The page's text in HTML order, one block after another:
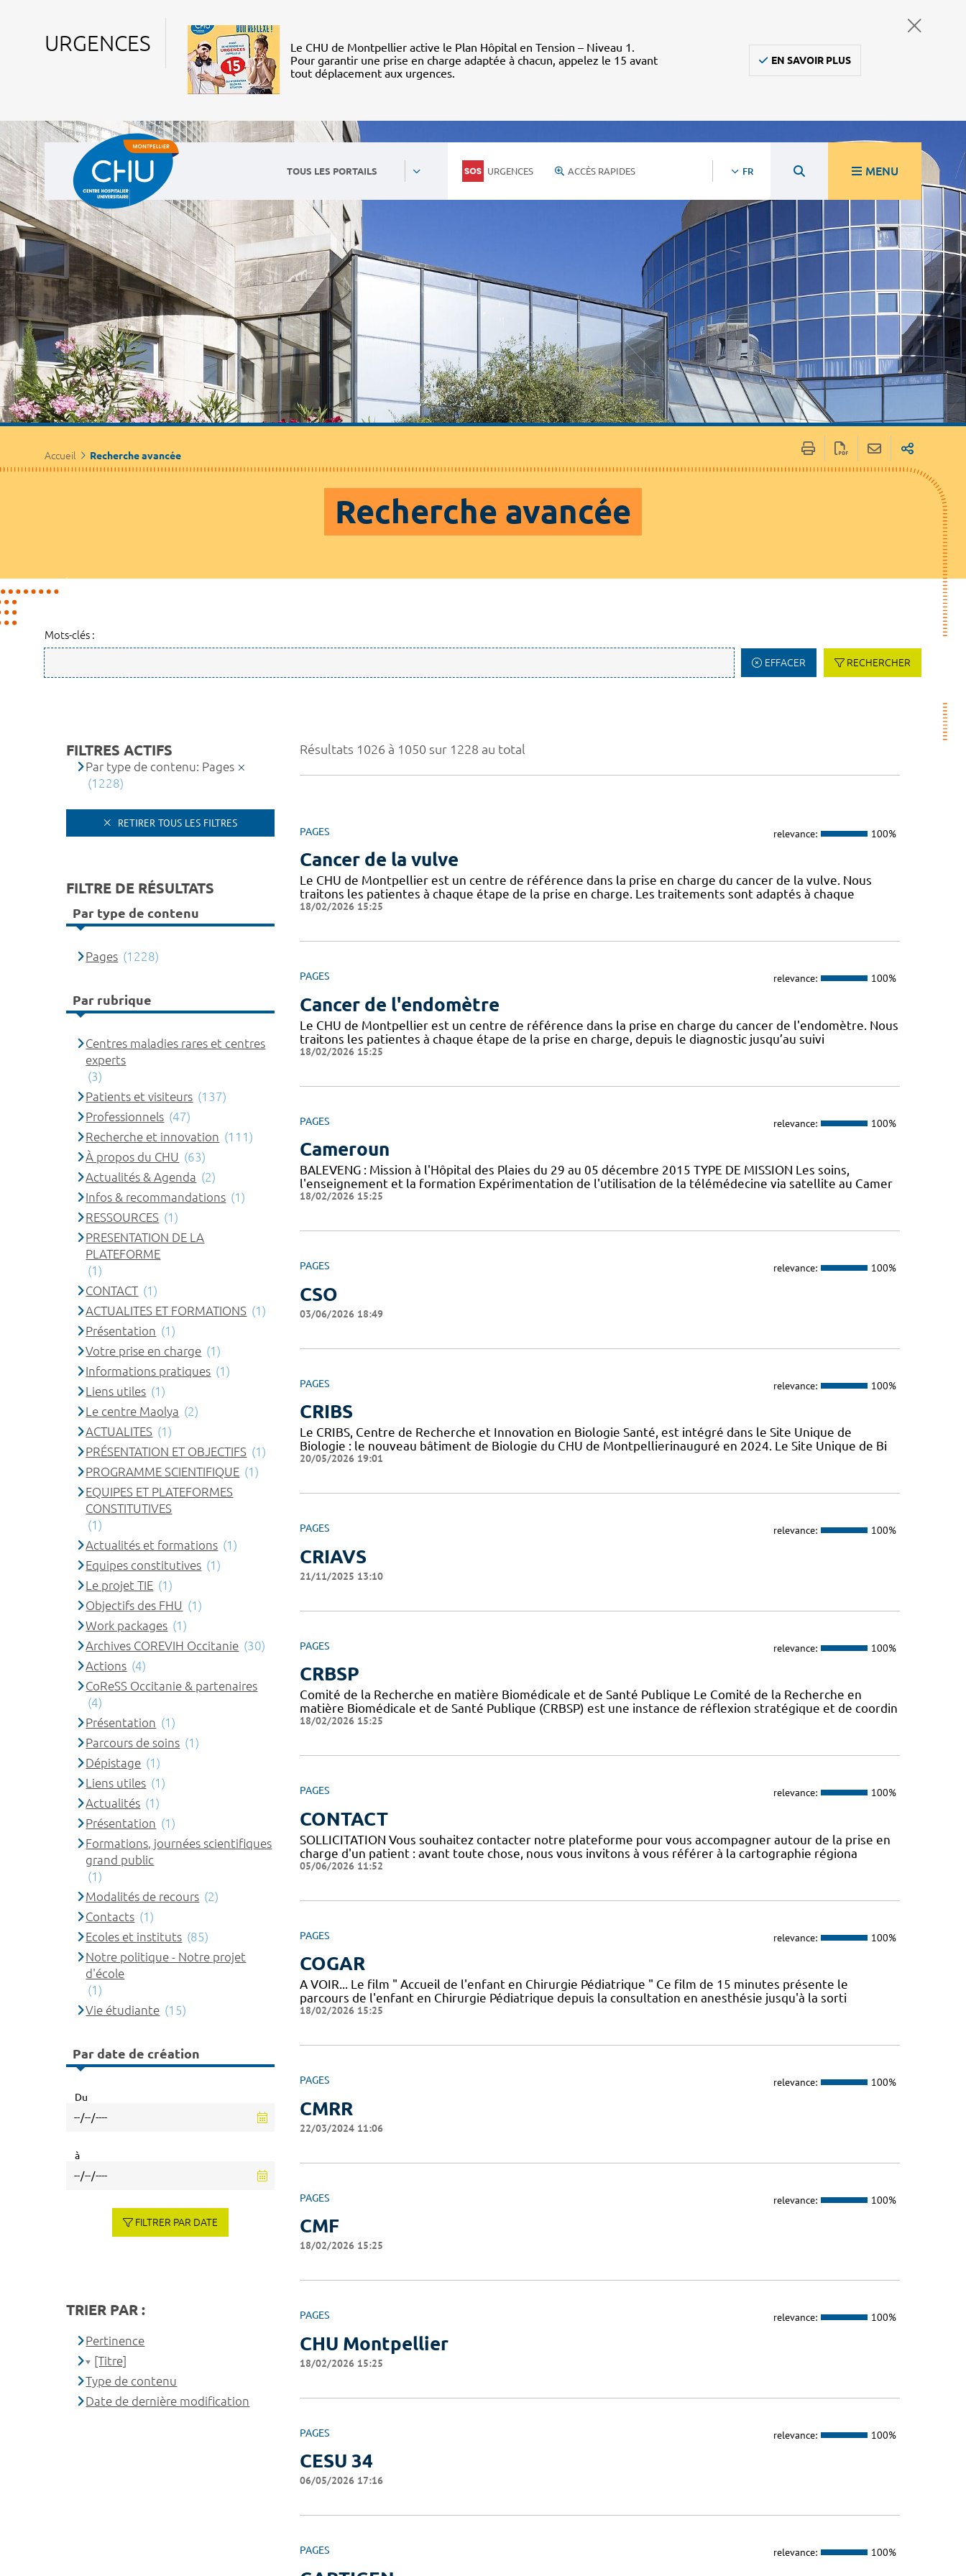
URGENCES
Le CHU de Montpellier active le Plan Hôpital en Tension – Niveau 1.
Pour garantir une prise en charge adaptée à chacun, appelez le 15 avant
tout déplacement aux urgences.
EN SAVOIR PLUS
TOUS LES PORTAILS URGENCES ACCÈS RAPIDES FR MENU
Accueil Recherche avancée
Recherche avancée
Mots-clés :
EFFACER RECHERCHER
Résultats 1026 à 1050 sur 1228 au total
PAGES relevance: 100%
Cancer de la vulve
Le CHU de Montpellier est un centre de référence dans la prise en charge du cancer de la vulve. Nous
traitons les patientes à chaque étape de la prise en charge. Les traitements sont adaptés à chaque
18/02/2026 15:25
PAGES relevance: 100%
Cancer de l'endomètre
Le CHU de Montpellier est un centre de référence dans la prise en charge du cancer de l'endomètre. Nous
traitons les patientes à chaque étape de la prise en charge, depuis le diagnostic jusqu’au suivi
18/02/2026 15:25
PAGES relevance: 100%
Cameroun
BALEVENG : Mission à l'Hôpital des Plaies du 29 au 05 décembre 2015 TYPE DE MISSION Les soins,
l'enseignement et la formation Expérimentation de l'utilisation de la télémédecine via satellite au Camer
18/02/2026 15:25
PAGES relevance: 100%
CSO
03/06/2026 18:49
PAGES relevance: 100%
CRIBS
Le CRIBS, Centre de Recherche et Innovation en Biologie Santé, est intégré dans le Site Unique de
Biologie : le nouveau bâtiment de Biologie du CHU de Montpellierinauguré en 2024. Le Site Unique de Bi
20/05/2026 19:01
PAGES relevance: 100%
CRIAVS
21/11/2025 13:10
PAGES relevance: 100%
CRBSP
Comité de la Recherche en matière Biomédicale et de Santé Publique Le Comité de la Recherche en
matière Biomédicale et de Santé Publique (CRBSP) est une instance de réflexion stratégique et de coordin
18/02/2026 15:25
PAGES relevance: 100%
CONTACT
SOLLICITATION Vous souhaitez contacter notre plateforme pour vous accompagner autour de la prise en
charge d'un patient : avant toute chose, nous vous invitons à vous référer à la cartographie régiona
05/06/2026 11:52
PAGES relevance: 100%
COGAR
A VOIR... Le film " Accueil de l'enfant en Chirurgie Pédiatrique " Ce film de 15 minutes présente le
parcours de l'enfant en Chirurgie Pédiatrique depuis la consultation en anesthésie jusqu'à la sorti
18/02/2026 15:25
PAGES relevance: 100%
CMRR
22/03/2024 11:06
PAGES relevance: 100%
CMF
18/02/2026 15:25
PAGES relevance: 100%
CHU Montpellier
18/02/2026 15:25
PAGES relevance: 100%
CESU 34
06/05/2026 17:16
PAGES relevance: 100%
FILTRES ACTIFS
Par type de contenu: Pages
(1228)
RETIRER TOUS LES FILTRES
FILTRE DE RÉSULTATS
Par type de contenu
Pages (1228)
Par rubrique
Centres maladies rares et centres
experts
(3)
Patients et visiteurs (137)
Professionnels (47)
Recherche et innovation (111)
À propos du CHU (63)
Actualités & Agenda (2)
Infos & recommandations (1)
RESSOURCES (1)
PRESENTATION DE LA
PLATEFORME
(1)
CONTACT (1)
ACTUALITES ET FORMATIONS (1)
Présentation (1)
Votre prise en charge (1)
Informations pratiques (1)
Liens utiles (1)
Le centre Maolya (2)
ACTUALITES (1)
PRÉSENTATION ET OBJECTIFS (1)
PROGRAMME SCIENTIFIQUE (1)
EQUIPES ET PLATEFORMES
CONSTITUTIVES
(1)
Actualités et formations (1)
Equipes constitutives (1)
Le projet TIE (1)
Objectifs des FHU (1)
Work packages (1)
Archives COREVIH Occitanie (30)
Actions (4)
CoReSS Occitanie & partenaires
(4)
Présentation (1)
Parcours de soins (1)
Dépistage (1)
Liens utiles (1)
Actualités (1)
Présentation (1)
Formations, journées scientifiques
grand public
(1)
Modalités de recours (2)
Contacts (1)
Ecoles et instituts (85)
Notre politique - Notre projet
d'école
(1)
Vie étudiante (15)
Par date de création
Du
à
FILTRER PAR DATE
TRIER PAR :
Pertinence
[Titre]
Type de contenu
Date de dernière modification